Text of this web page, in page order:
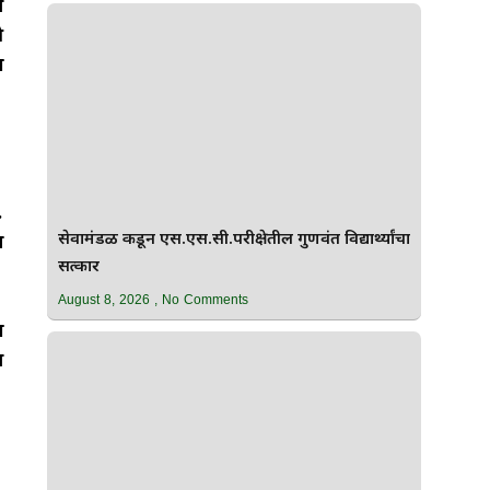
सेवामंडळ कडून एस.एस.सी.परीक्षेतील गुणवंत विद्यार्थ्यांचा
सत्कार
August 8, 2026 No Comments